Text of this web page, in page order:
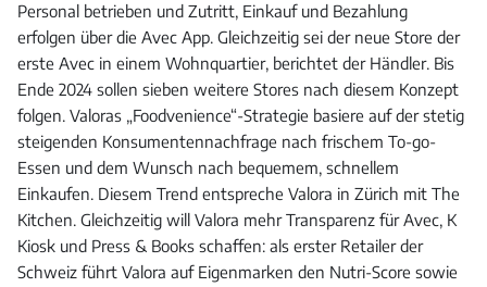
Personal betrieben und Zutritt, Einkauf und Bezahlung
erfolgen über die Avec App. Gleichzeitig sei der neue Store der
erste Avec in einem Wohnquartier, berichtet der Händler. Bis
Ende 2024 sollen sieben weitere Stores nach diesem Konzept
folgen. Valoras „Foodvenience“-Strategie basiere auf der stetig
steigenden Konsumentennachfrage nach frischem To-go-
Essen und dem Wunsch nach bequemem, schnellem
Einkaufen. Diesem Trend entspreche Valora in Zürich mit The
Kitchen. Gleichzeitig will Valora mehr Transparenz für Avec, K
Kiosk und Press & Books schaffen: als erster Retailer der
Schweiz führt Valora auf Eigenmarken den Nutri-Score sowie